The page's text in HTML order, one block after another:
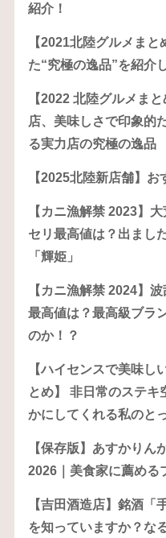
紹介！
【2021北陸グルメま
た“究極の逸品”を紹介
【2022 北陸グルメま
店、美味しさで印象的
る実力店の究極の逸品
【2025北陸新店舗】
【カニ漁解禁 2023】
セリ最高値は？出まし
「輝姫」
【カニ漁解禁 2024】
最高値は？最高級ブラ
のか！？
【ハイセンスで美味し
とめ】 非日常のステキ
かにしてくれる私のと
【保存版】あすかりん
2026｜美食家に薦める
【吉田酒造店】銘酒「
を知っていますか？な